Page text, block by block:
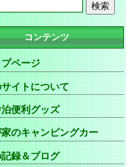
コンテンツ
プページ
イトについて
便利グッズ
のキャンピングカー
録＆ブログ